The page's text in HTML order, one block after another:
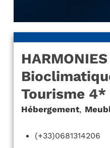
Tourisme 4*
Hébergement,
(+33)0681314206